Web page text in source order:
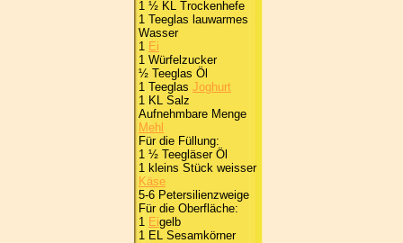
1 ½ KL Trockenhefe
1 Teeglas lauwarmes
Wasser
1 Ei
1 Würfelzucker
½ Teeglas Öl
1 Teeglas Joghurt
1 KL Salz
Aufnehmbare Menge
Mehl
Für die Füllung:
1 ½ Teegläser Öl
1 kleins Stück weisser
Käse
5-6 Petersilienzweige
Für die Oberfläche:
1 Eigelb
1 EL Sesamkörner